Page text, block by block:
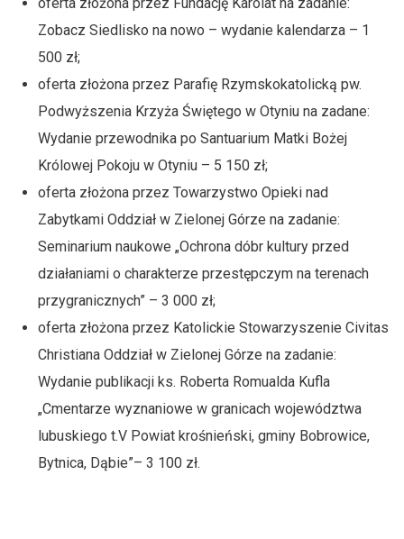
Zobacz Siedlisko na nowo – wydanie kalendarza – 1
500 zł;
oferta złożona przez Parafię Rzymskokatolicką pw.
Podwyższenia Krzyża Świętego w Otyniu na zadane:
Wydanie przewodnika po Santuarium Matki Bożej
Królowej Pokoju w Otyniu – 5 150 zł;
oferta złożona przez Towarzystwo Opieki nad
Zabytkami Oddział w Zielonej Górze na zadanie:
Seminarium naukowe „Ochrona dóbr kultury przed
działaniami o charakterze przestępczym na terenach
przygranicznych” – 3 000 zł;
oferta złożona przez Katolickie Stowarzyszenie Civitas
Christiana Oddział w Zielonej Górze na zadanie:
Wydanie publikacji ks. Roberta Romualda Kufla
„Cmentarze wyznaniowe w granicach województwa
lubuskiego t.V Powiat krośnieński, gminy Bobrowice,
Bytnica, Dąbie”– 3 100 zł.